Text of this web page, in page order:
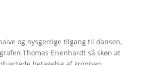
og nysgerrige tilgang til dansen,
Thomas Eisenhardt så skøn at